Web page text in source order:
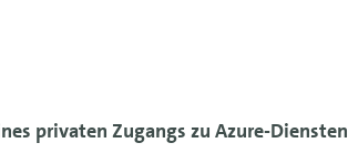
privaten Zugangs zu Azure-Diensten